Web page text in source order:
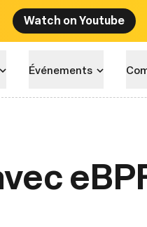
Watch on Youtube
Événements